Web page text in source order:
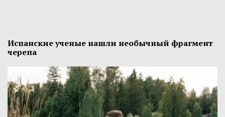
Испанские ученые нашли необычный фрагмент
черепа